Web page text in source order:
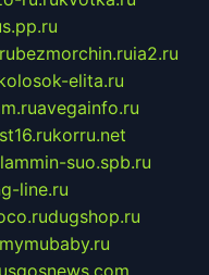
bezmorchin.ruia2.ru
elita.ru
avegainfo.ru
korru.net
lammin-suo.spb.ru
line.ru
dugshop.ru
mymubaby.ru